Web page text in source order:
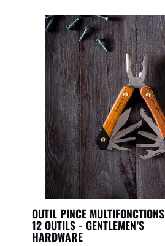
OUTIL PINCE MULTIFONCTIONS
12 OUTILS - GENTLEMEN’S
HARDWARE